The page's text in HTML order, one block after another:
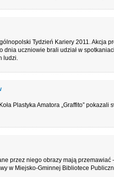
Tydzień Kariery 2011. Akcja
dnia uczniowie brali udział w
ludzi.
Plastyka Amatora „Graffito”
przez niego obrazy mają przemawiać
w Miejsko-Gminnej Bibliotece